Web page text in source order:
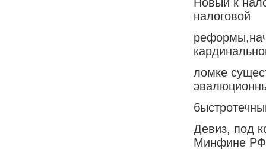
налоговой
ломке
Девиз, под
Минфине РФ